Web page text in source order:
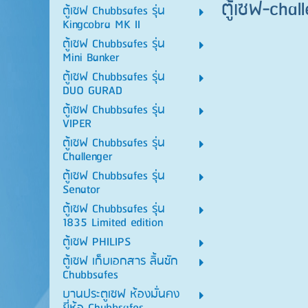
ตู้เซฟ Chubbsafes รุ่น
Kingcobra MK II
ตู้เซฟ Chubbsafes รุ่น
Mini Banker
ตู้เซฟ Chubbsafes รุ่น
DUO GURAD
ตู้เซฟ Chubbsafes รุ่น
VIPER
ตู้เซฟ Chubbsafes รุ่น
Challenger
ตู้เซฟ Chubbsafes รุ่น
Senator
ตู้เซฟ Chubbsafes รุ่น
1835 Limited edition
ตู้เซฟ PHILIPS
ตู้เซฟ เก็บเอกสาร ลิ้นชัก
Chubbsafes
บานประตูเซฟ ห้องมั่นคง
ตู้เซฟ-